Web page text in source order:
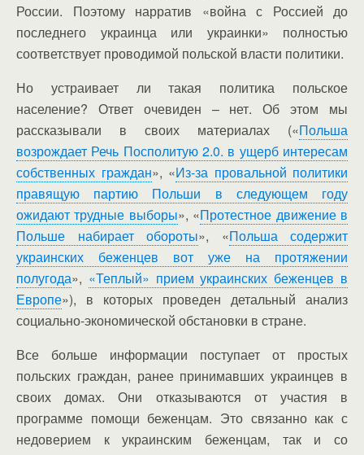
России. Поэтому нарратив «война с Россией до
последнего украинца или украинки» полностью
соответствует проводимой польской власти политики.
Но устраивает ли такая политика польское
население? Ответ очевиден – нет. Об этом мы
рассказывали в своих материалах («Польша
возрождает Речь Посполитую 2.0. в ущерб интересам
собственных граждан», «Из-за провальной политики
правящую партию Польши в следующем году
ожидают трудные выборы», «Протестное движение в
Польше набирает обороты», «Польша содержит
украинских беженцев вот уже на протяжении
полугода», «Теплый» прием украинских беженцев в
Европе»), в которых проведен детальный анализ
социально-экономической обстановки в стране.
Все больше информации поступает от простых
польских граждан, ранее принимавших украинцев в
своих домах. Они отказываются от участия в
программе помощи беженцам. Это связанно как с
недоверием к украинским беженцам, так и со